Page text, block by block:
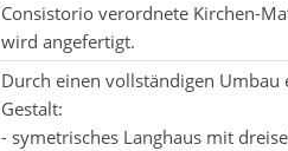
Consistorio verordnete Kirchen-
wird angefertigt.
Durch einen vollständigen Umbau
Gestalt:
- symetrisches Langhaus mit